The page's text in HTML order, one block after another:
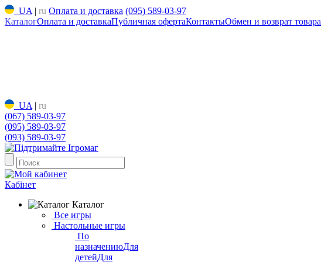
UA | ru Оплата и доставка (095) 589-03-97
КаталогОплата и доставкаПубличная офертаКонтактыОбмен и возврат товара
UA | ru
(067) 589-03-97
(095) 589-03-97
(093) 589-03-97
Кабінет
Каталог
Все игры
Настольные игры
По
назначениюДля
детейДля